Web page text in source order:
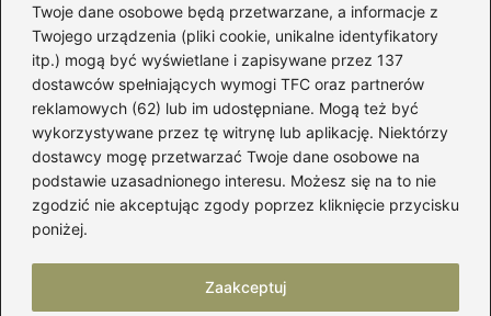
Twoje dane osobowe będą przetwarzane, a informacje z
Twojego urządzenia (pliki cookie, unikalne identyfikatory
itp.) mogą być wyświetlane i zapisywane przez 137
dostawców spełniających wymogi TFC oraz partnerów
reklamowych (62) lub im udostępniane. Mogą też być
wykorzystywane przez tę witrynę lub aplikację. Niektórzy
dostawcy mogę przetwarzać Twoje dane osobowe na
podstawie uzasadnionego interesu. Możesz się na to nie
zgodzić nie akceptując zgody poprzez kliknięcie przycisku
poniżej.
Zaakceptuj
Akcesoria(29)
Buty(221)
Dodatki(59)
Dziecko(100)
Kobieta(39)
Moda(109)
Styl(2)